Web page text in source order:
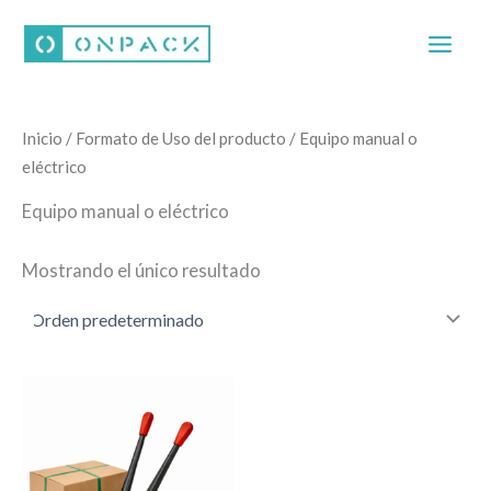
contenido
Inicio / Formato de Uso del producto / Equipo manual o
eléctrico
Equipo manual o eléctrico
Mostrando el único resultado